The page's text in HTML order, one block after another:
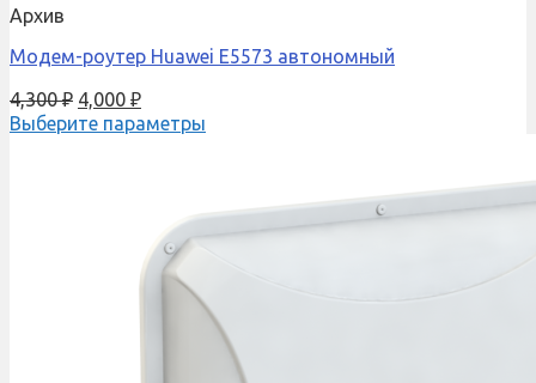
Архив
Модем-роутер Huawei E5573 автономный
4,300₽ 4,000 ₽
Выберите параметры